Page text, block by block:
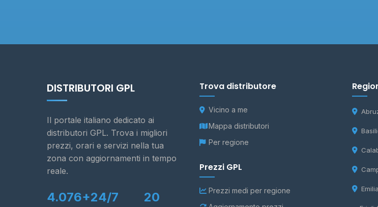
DISTRIBUTORI GPL
Il portale italiano dedicato ai
distributori GPL. Trova i migliori
prezzi, orari e servizi nella tua
zona con aggiornamenti in tempo
reale.
4.076+24/7 20
Trova distributore
Vicino a me
Mappa distributori
Per regione
Prezzi GPL
Prezzi medi per regione